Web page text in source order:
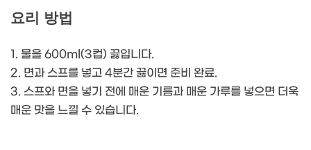
요리 방법
1. 물을 600ml(3컵) 끓입니다.
2. 면과 스프를 넣고 4분간 끓이면 준비 완료.
3. 스프와 면을 넣기 전에 매운 기름과 매운 가루를 넣으면 더욱
매운 맛을 느낄 수 있습니다.